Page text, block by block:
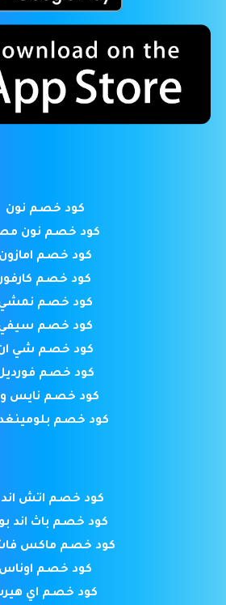
كود خصم نون
كود خصم نون
كود خصم امازون
كود خصم كارفور
كود خصم
كود خصم
كود خصم شي
كود خصم
كود خصم نايس
كود خصم
كود خصم اتش اند
كود خصم باث اند
كود خصم ماكس
كود خصم اوناس
كود خصم اي